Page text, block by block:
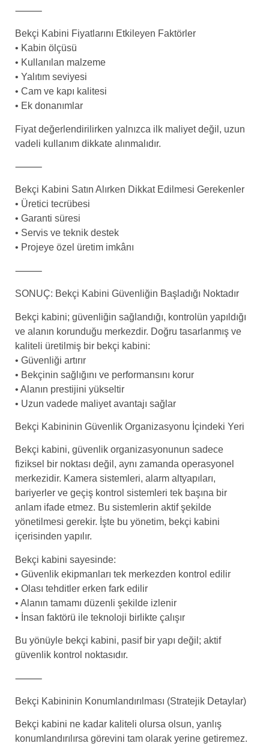
⸻
Bekçi Kabini Fiyatlarını Etkileyen Faktörler
• Kabin ölçüsü
• Kullanılan malzeme
• Yalıtım seviyesi
• Cam ve kapı kalitesi
• Ek donanımlar
Fiyat değerlendirilirken yalnızca ilk maliyet değil, uzun
vadeli kullanım dikkate alınmalıdır.
⸻
Bekçi Kabini Satın Alırken Dikkat Edilmesi Gerekenler
• Üretici tecrübesi
• Garanti süresi
• Servis ve teknik destek
• Projeye özel üretim imkânı
⸻
SONUÇ: Bekçi Kabini Güvenliğin Başladığı Noktadır
Bekçi kabini; güvenliğin sağlandığı, kontrolün yapıldığı
ve alanın korunduğu merkezdir. Doğru tasarlanmış ve
kaliteli üretilmiş bir bekçi kabini:
• Güvenliği artırır
• Bekçinin sağlığını ve performansını korur
• Alanın prestijini yükseltir
• Uzun vadede maliyet avantajı sağlar
Bekçi Kabininin Güvenlik Organizasyonu İçindeki Yeri
Bekçi kabini, güvenlik organizasyonunun sadece
fiziksel bir noktası değil, aynı zamanda operasyonel
merkezidir. Kamera sistemleri, alarm altyapıları,
bariyerler ve geçiş kontrol sistemleri tek başına bir
anlam ifade etmez. Bu sistemlerin aktif şekilde
yönetilmesi gerekir. İşte bu yönetim, bekçi kabini
içerisinden yapılır.
Bekçi kabini sayesinde:
• Güvenlik ekipmanları tek merkezden kontrol edilir
• Olası tehditler erken fark edilir
• Alanın tamamı düzenli şekilde izlenir
• İnsan faktörü ile teknoloji birlikte çalışır
Bu yönüyle bekçi kabini, pasif bir yapı değil; aktif
güvenlik kontrol noktasıdır.
⸻
Bekçi Kabininin Konumlandırılması (Stratejik Detaylar)
Bekçi kabini ne kadar kaliteli olursa olsun, yanlış
konumlandırılırsa görevini tam olarak yerine getiremez.